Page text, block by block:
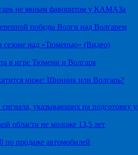
не явным фаворитом у КАМАЗа
победы Волги над Волгарем
сезоне над «Тюменью» (Видео)
в игре Тюмени и Волгаря
ниже: Шинник или Волгарь?
указывающих на подготовку
области не моложе 13,5 лет
по продаже автомобилей